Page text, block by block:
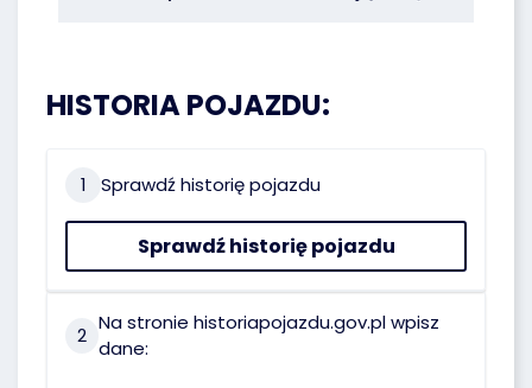
HISTORIA POJAZDU:
1 Sprawdź historię pojazdu
Sprawdź historię pojazdu
2
Na stronie historiapojazdu.gov.pl wpisz
dane: